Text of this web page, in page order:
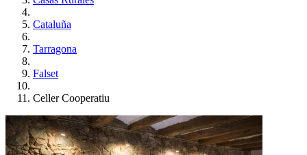
Cataluña
Tarragona
Falset
Celler Cooperatiu